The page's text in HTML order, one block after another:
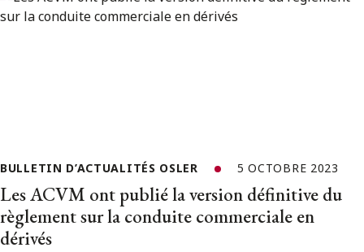
BULLETIN D’ACTUALITÉS OSLER 5 OCTOBRE 2023
Les ACVM ont publié la version définitive du
règlement sur la conduite commerciale en
dérivés